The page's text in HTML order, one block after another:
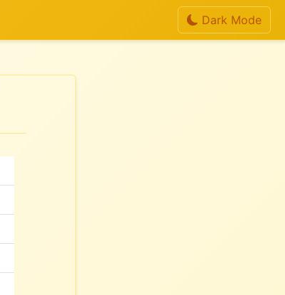
Dark Mode